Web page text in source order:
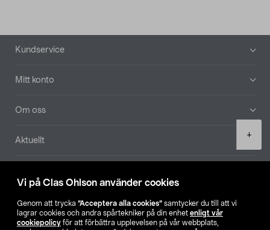
Vi på Clas Ohlson använder cookies
Genom att trycka ”Acceptera alla cookies” samtycker du till att vi
lagrar cookies och andra spårtekniker på din enhet enligt vår
cookiepolicy för att förbättra upplevelsen på vår webbplats,
+
Sidfot
Kundservice
Mitt konto
Om oss
Aktuellt
Hitta butik